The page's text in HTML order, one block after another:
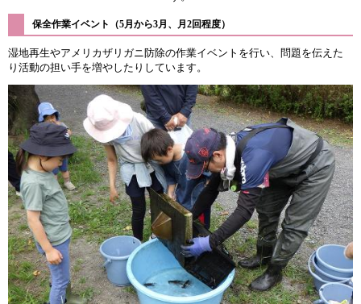
保全作業イベント（5月から3月、月2回程度）
湿地再生やアメリカザリガニ防除の作業イベントを行い、問題を伝えた
り活動の担い手を増やしたりしています。